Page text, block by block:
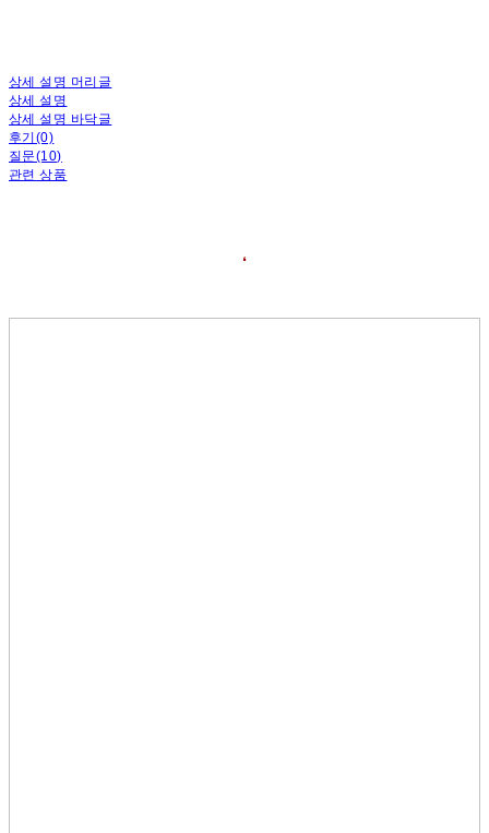
상세 설명 머리글
상세 설명
상세 설명 바닥글
후기(0)
질문(10)
관련 상품
❛